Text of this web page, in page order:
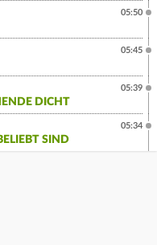
05:50
05:45
DICHT
05:39
SIND
05:34